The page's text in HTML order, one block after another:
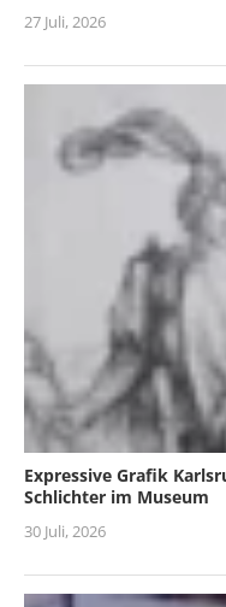
27 Juli, 2026
Expressive Grafik
Schlichter im Museum
30 Juli, 2026